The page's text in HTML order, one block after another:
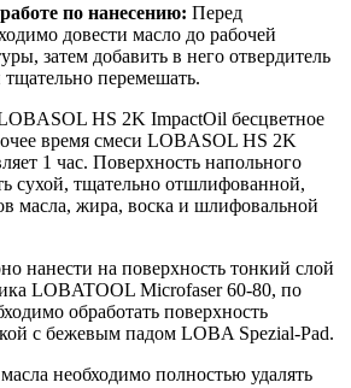
по нанесению: Перед
довести масло до рабочей
затем добавить в него отвердитель
перемешать.
HS 2K ImpactOil бесцветное
время смеси LOBASOL HS 2K
1 час. Поверхность напольного
сухой, тщательно отшлифованной,
масла, жира, воска и шлифовальной
нанести на поверхность тонкий слой
LOBATOOL Microfaser 60-80, по
обработать поверхность
с бежевым падом LOBA Spezial-Pad.
необходимо полностью удалять